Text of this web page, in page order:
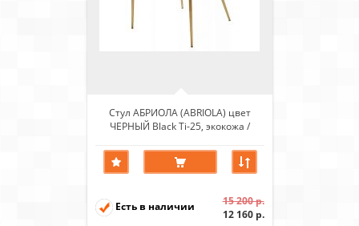
Стул АБРИОЛА (ABRIOLA) цвет
ЧЕРНЫЙ Black Ti-25, экокожа /
Есть в наличии
15 200 р.
12 160 р.